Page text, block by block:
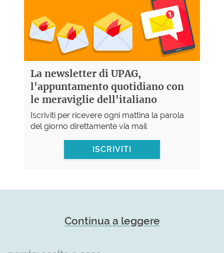
La newsletter di UPAG,
l'appuntamento quotidiano con
le meraviglie dell'italiano
Iscriviti per ricevere ogni mattina la parola
del giorno direttamente via mail
ISCRIVITI
Continua a leggere